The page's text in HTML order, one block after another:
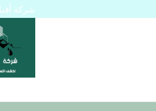
شركة